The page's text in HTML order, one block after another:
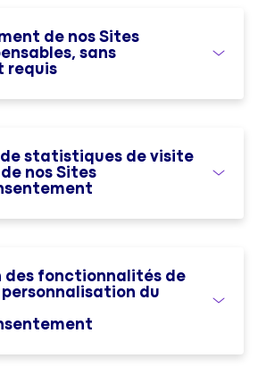
de nos Sites
sans
requis
statistiques de visite
nos Sites
des fonctionnalités de
du